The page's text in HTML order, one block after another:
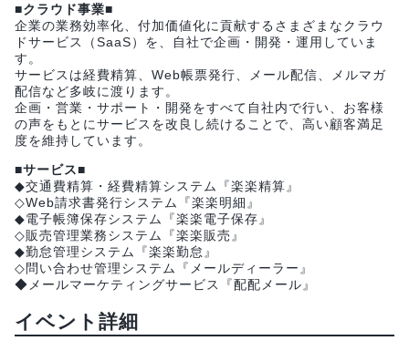
■クラウド事業■
企業の業務効率化、付加価値化に貢献するさまざまなクラウ
ドサービス（SaaS）を、自社で企画・開発・運用していま
す。
サービスは経費精算、Web帳票発行、メール配信、メルマガ
配信など多岐に渡ります。
企画・営業・サポート・開発をすべて自社内で行い、お客様
の声をもとにサービスを改良し続けることで、高い顧客満足
度を維持しています。
■サービス■
◆交通費精算・経費精算システム『楽楽精算』
◇Web請求書発行システム『楽楽明細』
◆電子帳簿保存システム『楽楽電子保存』
◇販売管理業務システム『楽楽販売』
◆勤怠管理システム『楽楽勤怠』
◇問い合わせ管理システム『メールディーラー』
◆メールマーケティングサービス『配配メール』
イベント詳細